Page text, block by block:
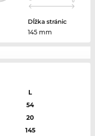
Dĺžka stránic
145 mm
L
54
20
145